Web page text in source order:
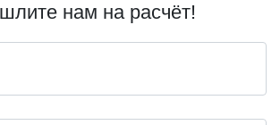
нам на расчёт!